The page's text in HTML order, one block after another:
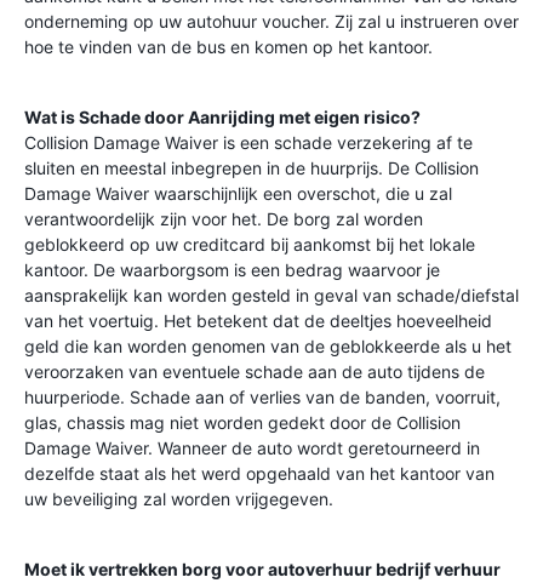
onderneming op uw autohuur voucher. Zij zal u instrueren over
hoe te vinden van de bus en komen op het kantoor.
Wat is Schade door Aanrijding met eigen risico?
Collision Damage Waiver is een schade verzekering af te
sluiten en meestal inbegrepen in de huurprijs. De Collision
Damage Waiver waarschijnlijk een overschot, die u zal
verantwoordelijk zijn voor het. De borg zal worden
geblokkeerd op uw creditcard bij aankomst bij het lokale
kantoor. De waarborgsom is een bedrag waarvoor je
aansprakelijk kan worden gesteld in geval van schade/diefstal
van het voertuig. Het betekent dat de deeltjes hoeveelheid
geld die kan worden genomen van de geblokkeerde als u het
veroorzaken van eventuele schade aan de auto tijdens de
huurperiode. Schade aan of verlies van de banden, voorruit,
glas, chassis mag niet worden gedekt door de Collision
Damage Waiver. Wanneer de auto wordt geretourneerd in
dezelfde staat als het werd opgehaald van het kantoor van
uw beveiliging zal worden vrijgegeven.
Moet ik vertrekken borg voor autoverhuur bedrijf verhuur